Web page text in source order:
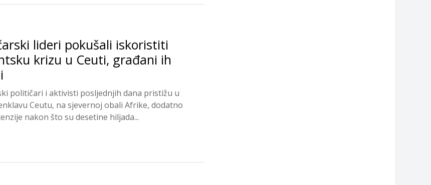
lideri pokušali iskoristiti
krizu u Ceuti, građani ih
političari i aktivisti posljednjih dana pristižu u
Ceutu, na sjevernoj obali Afrike, dodatno
nakon što su desetine hiljada...